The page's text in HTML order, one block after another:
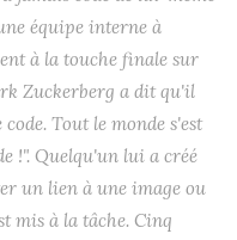
équipe interne à
à la touche finale sur
Zuckerberg a dit qu'il
Tout le monde s'est
!". Quelqu'un lui a créé
un lien à une image ou
mis à la tâche. Cinq